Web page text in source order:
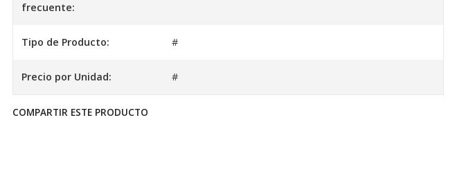
frecuente:
Tipo de Producto: #
Precio por Unidad: #
COMPARTIR ESTE PRODUCTO